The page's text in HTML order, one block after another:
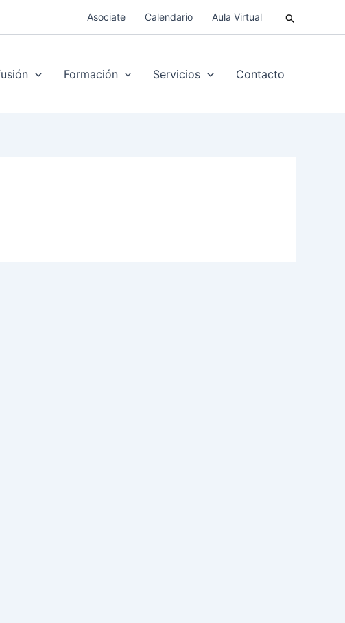
Asociate Calendario Aula Virtual Buscar
Formación Servicios Contacto